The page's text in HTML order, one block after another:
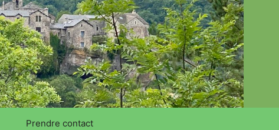
Prendre contact